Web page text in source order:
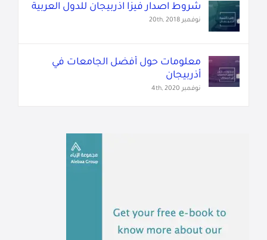
شروط اصدار فيزا اذربيجان للدول العربية
نوفمبر 20th, 2018
معلومات حول أفضل الجامعات في
أذربيجان
نوفمبر 4th, 2020